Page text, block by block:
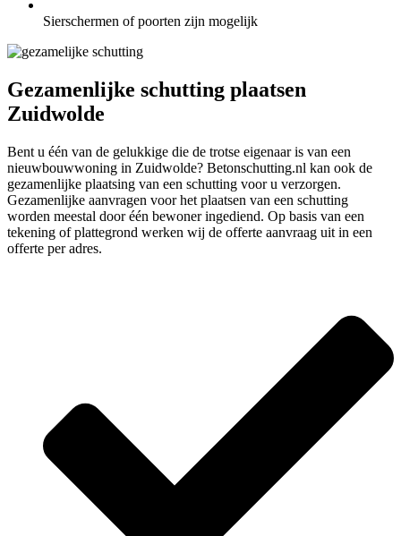
Sierschermen of poorten zijn mogelijk
Gezamenlijke schutting plaatsen
Zuidwolde
Bent u één van de gelukkige die de trotse eigenaar is van een
nieuwbouwwoning in Zuidwolde? Betonschutting.nl kan ook de
gezamenlijke plaatsing van een schutting voor u verzorgen.
Gezamenlijke aanvragen voor het plaatsen van een schutting
worden meestal door één bewoner ingediend. Op basis van een
tekening of plattegrond werken wij de offerte aanvraag uit in een
offerte per adres.